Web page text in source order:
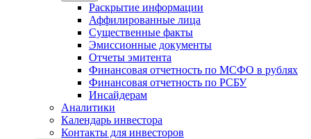
Раскрытие информации
Аффилированные лица
Существенные факты
Эмиссионные документы
Отчеты эмитента
Финансовая отчетность по МСФО в рублях
Финансовая отчетность по РСБУ
Инсайдерам
Аналитики
Календарь инвестора
Контакты для инвесторов